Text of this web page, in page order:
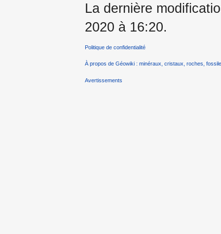
La dernière
2020 à 16:20.
Politique de confidentialité
À propos de Géowiki : minéraux, cristaux, roches,
Avertissements